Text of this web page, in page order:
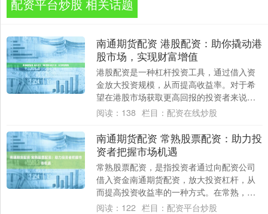
配资平台炒股 相关话题
南通期货配资 港股配资：助你撬动港
股市场，实现财富增值
港股配资是一种杠杆投资工具，通过借入资
金放大投资规模，从而提高收益率。对于希
望在港股市场获取更高回报的投资者来说南
通期货配资，港股配资是一个值得考虑的选
阅读： 138 栏目： 配资在线炒股
南通期货配资 常熟股票配资：助力投
资者把握市场机遇
常熟股票配资，是指投资者通过向配资公司
借入资金南通期货配资，放大投资杠杆，从
而提高投资收益率的一种方式。在常熟，股
票配资行业发展迅速，为投资者提供了多元
阅读： 122 栏目： 配资平台炒股